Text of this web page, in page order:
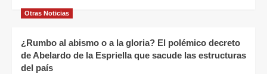
Otras Noticias
¿Rumbo al abismo o a la gloria? El polémico decreto
de Abelardo de la Espriella que sacude las estructuras
del país